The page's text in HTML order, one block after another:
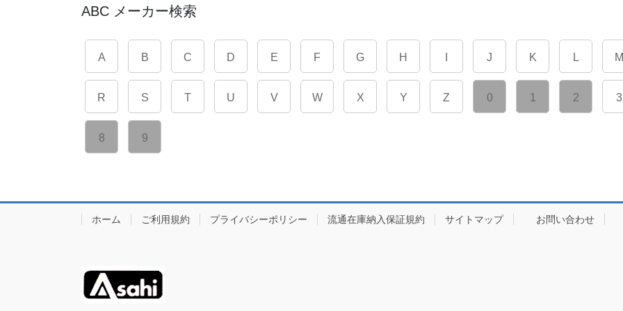
ABC メーカー検索
A B C D E F G H J K L M
R S T U V W X Y Z 0 1 2 3
8 9
ホーム ご利用規約 プライバシーポリシー 流通在庫納入保証規約 サイトマップ お問い合わせ